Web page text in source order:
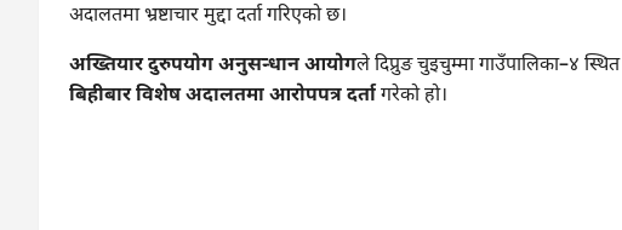
अदालतमा भ्रष्टाचार मुद्दा दर्ता गरिएको छ।
अख्तियार दुरुपयोग अनुसन्धान आयोगले दिप्रुङ चुइचुम्मा गाउँपालिका–४
बिहीबार विशेष अदालतमा आरोपपत्र दर्तागरेको हो।